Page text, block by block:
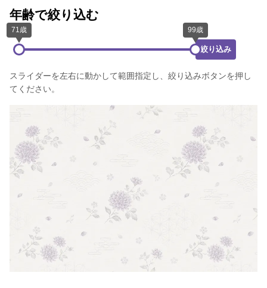
年齢で絞り込む
絞り込み
スライダーを左右に動かして範囲指定し、絞り込みボタンを押し
てください。